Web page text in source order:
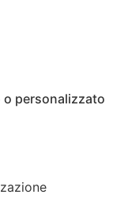
personalizzato